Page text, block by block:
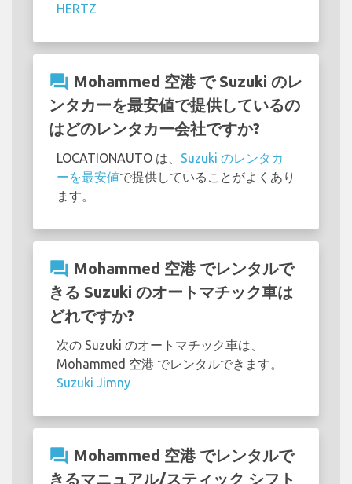
HERTZ
question_answer Mohammed 空港 で Suzuki のレ
ンタカーを最安値で提供しているの
はどのレンタカー会社ですか?
LOCATIONAUTO は、 Suzuki のレンタカ
ーを最安値で提供していることがよくあり
ます。
question_answer Mohammed 空港 でレンタルで
きる Suzuki のオートマチック車は
どれですか?
次の Suzuki のオートマチック車は、
Mohammed 空港 でレンタルできます。
Suzuki Jimny
question_answer Mohammed 空港 でレンタルで
きるマニュアル/スティック シフト